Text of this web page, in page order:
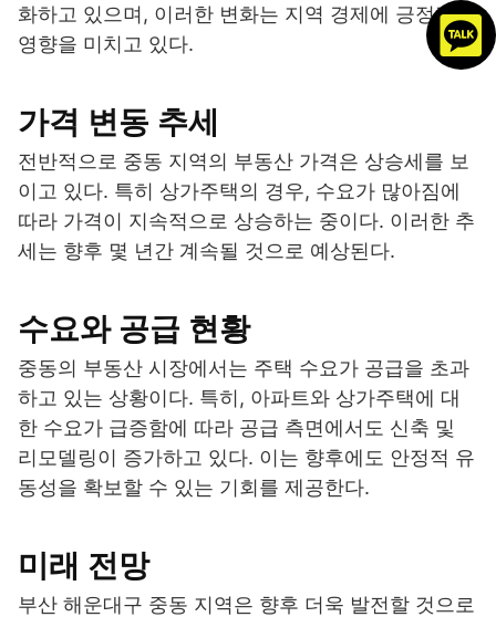
화하고 있으며, 이러한 변화는 지역 경제에 긍정적인
영향을 미치고 있다.
가격 변동 추세
전반적으로 중동 지역의 부동산 가격은 상승세를 보
이고 있다. 특히 상가주택의 경우, 수요가 많아짐에
따라 가격이 지속적으로 상승하는 중이다. 이러한 추
세는 향후 몇 년간 계속될 것으로 예상된다.
수요와 공급 현황
중동의 부동산 시장에서는 주택 수요가 공급을 초과
하고 있는 상황이다. 특히, 아파트와 상가주택에 대
한 수요가 급증함에 따라 공급 측면에서도 신축 및
리모델링이 증가하고 있다. 이는 향후에도 안정적 유
동성을 확보할 수 있는 기회를 제공한다.
미래 전망
부산 해운대구 중동 지역은 향후 더욱 발전할 것으로